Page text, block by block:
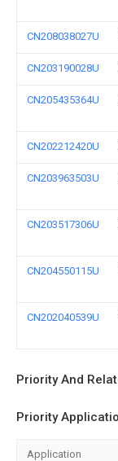
CN208038027U
CN203190028U
CN205435364U
CN202212420U
CN203963503U
CN203517306U
CN204550115U
CN202040539U
Priority And
Priority
Application